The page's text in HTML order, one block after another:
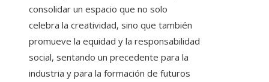
consolidar un espacio que no solo
celebra la creatividad, sino que también
promueve la equidad y la responsabilidad
social, sentando un precedente para la
industria y para la formación de futuros